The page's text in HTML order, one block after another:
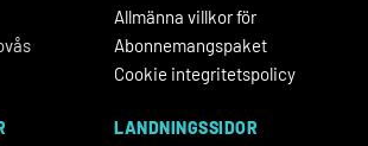
Allmänna villkor för
Abonnemangspaket
Cookie integritetspolicy
LANDNINGSSIDOR